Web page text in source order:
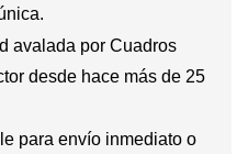
avalada por Cuadros
desde hace más de 25
para envío inmediato o